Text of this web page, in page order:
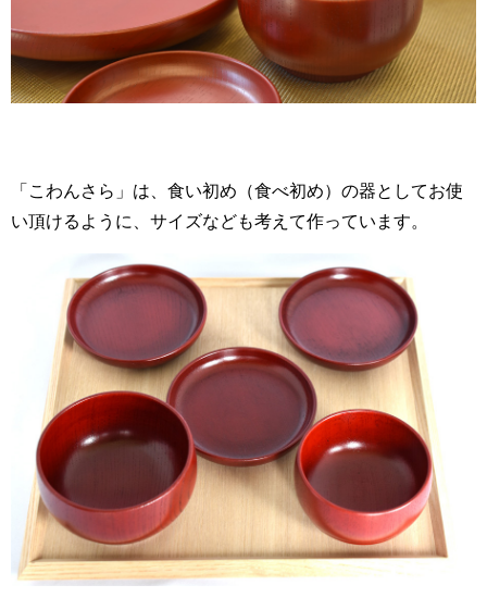
「こわんさら」は、食い初め（食べ初め）の器としてお使
い頂けるように、サイズなども考えて作っています。